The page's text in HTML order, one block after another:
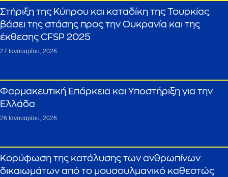
Στήριξη της Κύπρου και καταδίκη της Τουρκίας
βάσει της στάσης προς την Ουκρανία και της
έκθεσης CFSP 2025
27 Ιανουαρίου, 2026
Φαρμακευτική Επάρκεια και Υποστήριξη για την
Ελλάδα
26 Ιανουαρίου, 2026
Κορύφωση της κατάλυσης των ανθρωπίνων
δικαιωμάτων από το μουσουλμανικό καθεστώς